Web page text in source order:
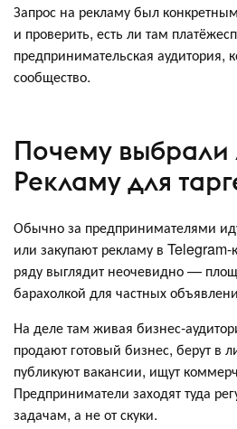
Запрос на рекламу был
и проверить, есть ли там
предпринимательская аудитория,
сообщество.
Почему выбрали
Рекламу для
Обычно за предпринимателями
или закупают рекламу в Telegram-
ряду выглядит неочевидно —
барахолкой для частных
На деле там живая бизнес-
продают готовый бизнес, берут в
публикуют вакансии, ищут
Предприниматели заходят туда
задачам, а не от скуки.